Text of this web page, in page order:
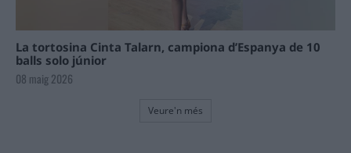
La tortosina Cinta Talarn, campiona d’Espanya de 10
balls solo júnior
08 maig 2026
Veure'n més